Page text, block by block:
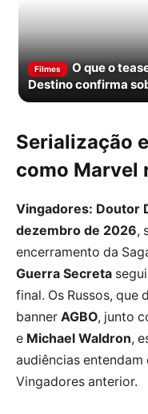
Filmes
O que o
Destino confirma
Serialização
como Marvel
Vingadores: Doutor
dezembro de 2026,
encerramento da
Guerra Secreta
final. Os Russos, que
banner AGBO, junto
e Michael Waldron,
audiências
Vingadores anterior.